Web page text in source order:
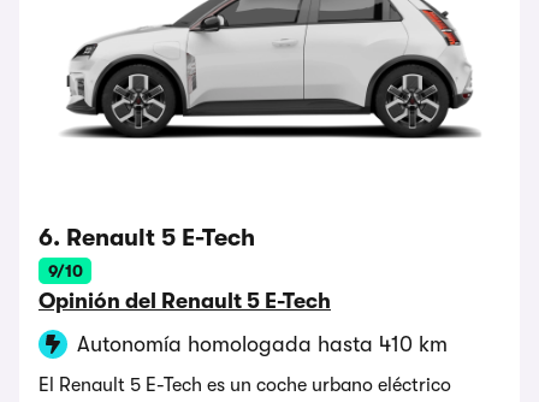
6. Renault 5 E-Tech
9/10
Opinión del Renault 5 E-Tech
Autonomía homologada hasta 410 km
El Renault 5 E-Tech es un coche urbano eléctrico